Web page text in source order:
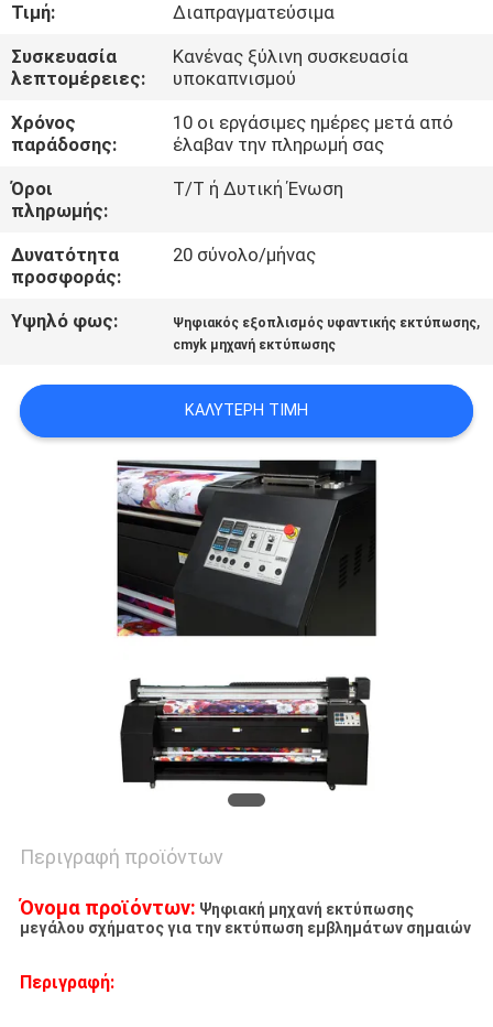
ΠΟΙΟΤΙΚΌΣ
ΈΛΕΓΧΟΣ
ΕΠΑΦΉ
ΝΈΑ
ΌΛΕΣ
ΟΙ
ΠΕΡΙΠΤΏΣΕΙΣ
COMPANY
SITEMAP
ΠΟΛΙΤΙΚΉ
ΑΠΟΡΡΉΤΟΥ
Τιμή:
Διαπραγματεύσιμα
Συσκευασία
λεπτομέρειες:
Κανένας ξύλινη συσκευασία
υποκαπνισμού
Χρόνος
παράδοσης:
10 οι εργάσιμες ημέρες μετά από
έλαβαν την πληρωμή σας
Όροι
πληρωμής:
T/T ή Δυτική Ένωση
Δυνατότητα
προσφοράς:
20 σύνολο/μήνας
Υψηλό φως: Ψηφιακός εξοπλισμός υφαντικής εκτύπωσης,
cmyk μηχανή εκτύπωσης
ΚΑΛΎΤΕΡΗ ΤΙΜΉ
Περιγραφή προϊόντων
Όνομα προϊόντων: Ψηφιακή μηχανή εκτύπωσης
μεγάλου σχήματος για την εκτύπωση εμβλημάτων σημαιών
Περιγραφή: